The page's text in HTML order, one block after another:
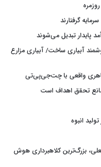
گرفتارند
پایدار تبدیل می‌شوند
آبیاری ساخت/ آبیاری مزارع
واقعی با چت‌جی‌پی‌تی
تحقق اهداف است
انبوه
چهره جعلی، بزرگ‌ترین کلاهبرداری هوش